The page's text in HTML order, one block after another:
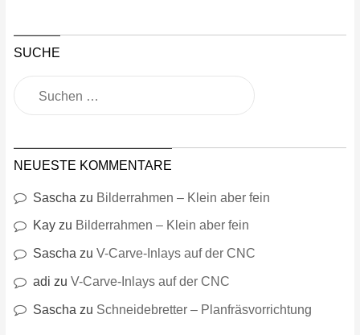
SUCHE
NEUESTE KOMMENTARE
Sascha zu Bilderrahmen – Klein aber fein
Kayzu Bilderrahmen – Klein aber fein
Sascha zu V-Carve-Inlays auf der CNC
adi zu V-Carve-Inlays auf der CNC
Sascha zu Schneidebretter – Planfräsvorrichtung